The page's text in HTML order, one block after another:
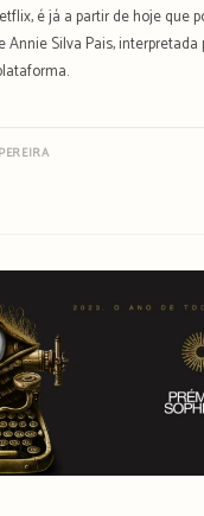
é já a partir de hoje que
Annie Silva Pais,